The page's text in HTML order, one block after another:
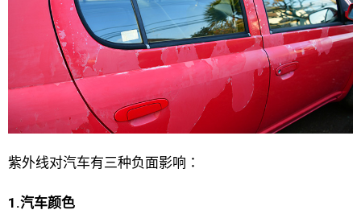
紫外线对汽车有三种负面影响：
1.汽车颜色